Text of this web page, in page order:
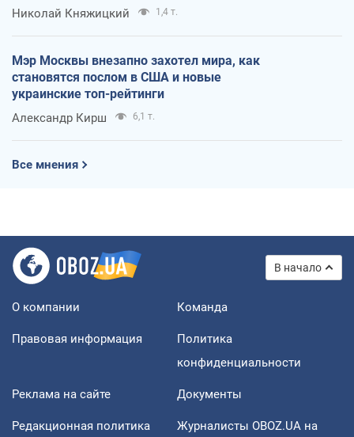
Николай Княжицкий 1,4 т.
Мэр Москвы внезапно захотел мира, как
становятся послом в США и новые
украинские топ-рейтинги
Александр Кирш 6,1 т.
Все мнения
В начало
О компании Команда
Правовая информация
Политика
конфиденциальности
Реклама на сайте Документы
Редакционная политика
Журналисты OBOZ.UA на